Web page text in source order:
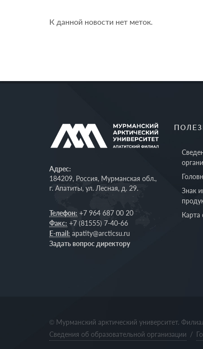
К данной новости нет меток.
Адрес:
184209, Россия, Мурманская обл.,
г. Апатиты, ул. Лесная, д. 29.
Телефон: +7 964 687 00 20
Факс: +7 (81555) 7-40-66
E-mail: apatity@arcticsu.ru
Задать вопрос директору
Знак
Карта
© Мурманский арктический университет.
Сведения об образовательной организации /